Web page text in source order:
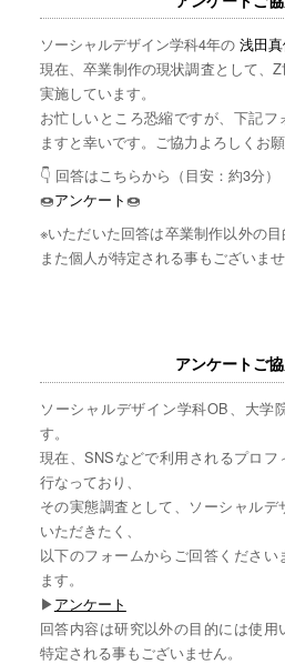
ソーシャルデザイン学科4年の 浅田
現在、卒業制作の現状調査として、
実施しています。
お忙しいところ恐縮ですが、下記
ますと幸いです。ご協力よろしくお
👇 回答はこちらから（目安：約3分）
🍩アンケート🍩
※いただいた回答は卒業制作以外の目
また個人が特定される事もございませ
アンケートご
ソーシャルデザイン学科OB、大学
す。
現在、SNSなどで利用されるプロ
行なっており、
その実態調査として、ソーシャルデ
いただきたく、
以下のフォームからご回答くださ
ます。
▶︎アンケート
回答内容は研究以外の目的には使
特定される事もございません。